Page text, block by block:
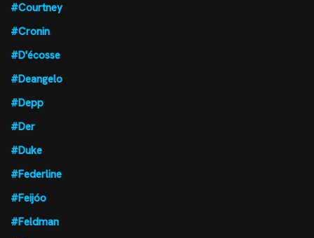
#Courtney
#Cronin
#D'écosse
#Deangelo
#Depp
#Der
#Duke
#Federline
#Feijóo
#Feldman